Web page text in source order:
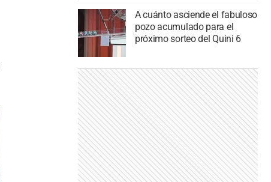
A cuánto asciende el fabuloso
pozo acumulado para el
próximo sorteo del Quini 6